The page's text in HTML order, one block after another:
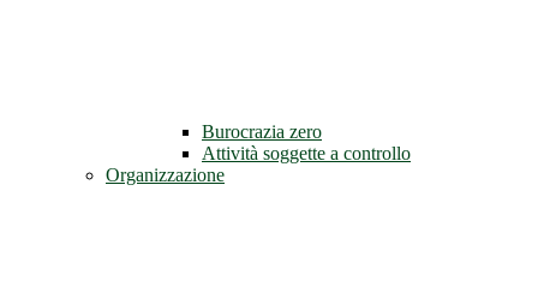
Burocrazia zero
Attività soggette a controllo
Organizzazione